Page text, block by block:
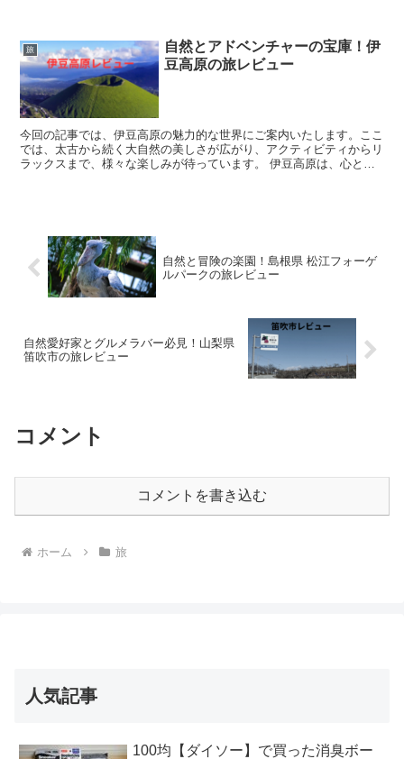
旅
自然とアドベンチャーの宝庫！伊
豆高原の旅レビュー
今回の記事では、伊豆高原の魅力的な世界にご案内いたします。ここ
では、太古から続く大自然の美しさが広がり、アクティビティからリ
ラックスまで、様々な楽しみが待っています。 伊豆高原は、心と体
自然と冒険の楽園！島根県 松江フォーゲ
ルパークの旅レビュー
自然愛好家とグルメラバー必見！山梨県
笛吹市の旅レビュー
コメント
コメントを書き込む
ホーム 旅
人気記事
100均【ダイソー】で買った消臭ボー